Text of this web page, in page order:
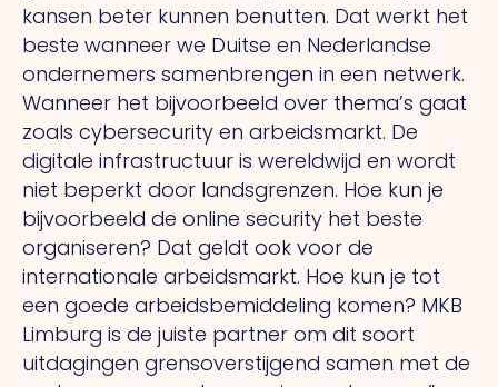
kansen beter kunnen benutten. Dat werkt het
beste wanneer we Duitse en Nederlandse
ondernemers samenbrengen in een netwerk.
Wanneer het bijvoorbeeld over thema’s gaat
zoals cybersecurity en arbeidsmarkt. De
digitale infrastructuur is wereldwijd en wordt
niet beperkt door landsgrenzen. Hoe kun je
bijvoorbeeld de online security het beste
organiseren? Dat geldt ook voor de
internationale arbeidsmarkt. Hoe kun je tot
een goede arbeidsbemiddeling komen? MKB
Limburg is de juiste partner om dit soort
uitdagingen grensoverstijgend samen met de